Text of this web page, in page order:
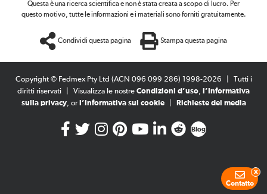
Questa è una ricerca scientifica e non è stata creata a scopo di lucro. Per
questo motivo, tutte le informazioni e i materiali sono forniti gratuitamente.
Condividi questa pagina Stampa questa pagina
Copyright © Fedmex Pty Ltd (ACN 096 099 286) 1998-2026
Tutti i
diritti riservati
Visualizza le nostre Condizioni d’uso,
l’Informativa
sulla privacy, or l’Informativa sui cookie Richieste dei media
Blog
Contatto
x